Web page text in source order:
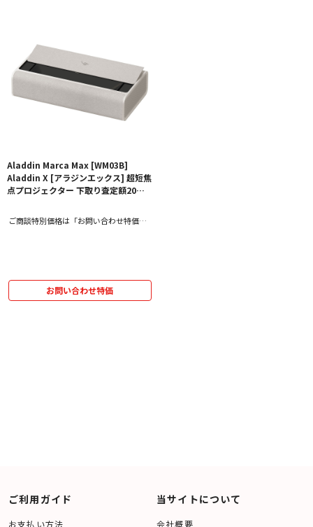
Aladdin Marca Max [WM03B]
Aladdin X [アラジンエックス] 超短焦
点プロジェクター 下取り査定額20%
わせ用ページ】
ご商談特別価格は「お問い合わせ特価」
お問い合わせ特価
ご利用ガイド
お支払い方法
当サイトについて
会社概要